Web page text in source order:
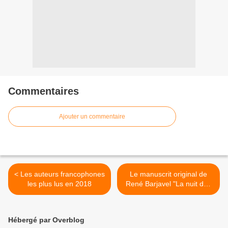
Commentaires
Ajouter un commentaire
< Les auteurs francophones
les plus lus en 2018
Le manuscrit original de
René Barjavel "La nuit des
temps" réédité >
Hébergé par Overblog